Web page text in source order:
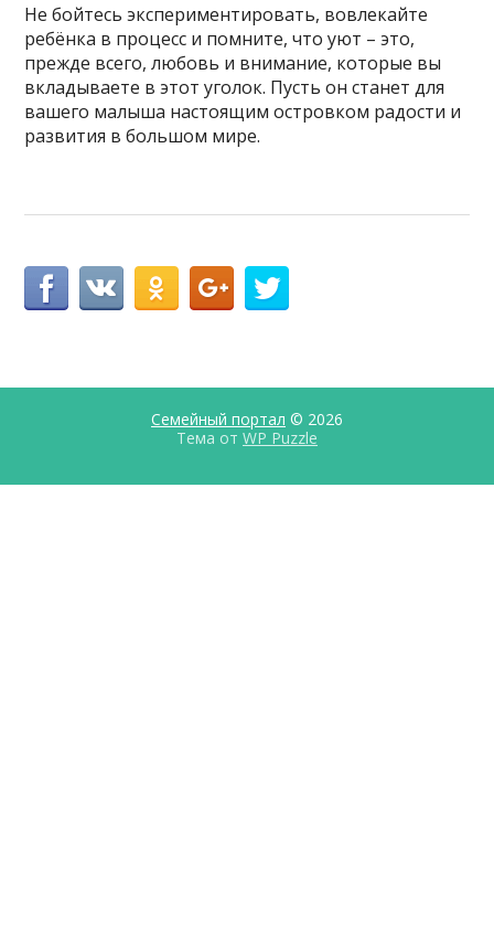
Не бойтесь экспериментировать, вовлекайте
ребёнка в процесс и помните, что уют – это,
прежде всего, любовь и внимание, которые вы
вкладываете в этот уголок. Пусть он станет для
вашего малыша настоящим островком радости и
развития в большом мире.
Семейный портал © 2026
Тема от WP Puzzle